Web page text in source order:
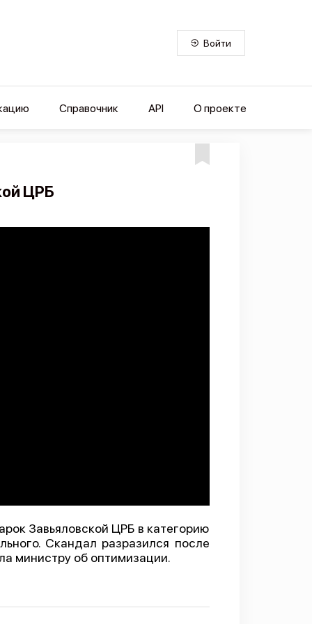
Войти
Справочник API О проекте
ЦРБ
Завьяловской ЦРБ в категорию
Cкандал разразился после
министру об оптимизации.